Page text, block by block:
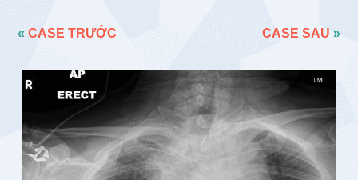
«CASE TRƯỚC CASE SAU »